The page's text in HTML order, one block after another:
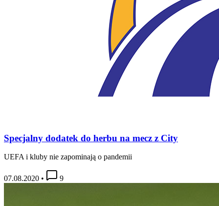
Specjalny dodatek do herbu na mecz z City
UEFA i kluby nie zapominają o pandemii
07.08.2020 • 9